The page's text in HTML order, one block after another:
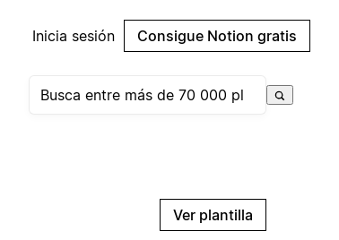
Inicia sesión Consigue Notion gratis
Ver plantilla